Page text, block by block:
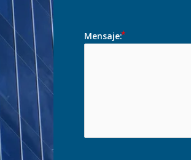
Mensaje: